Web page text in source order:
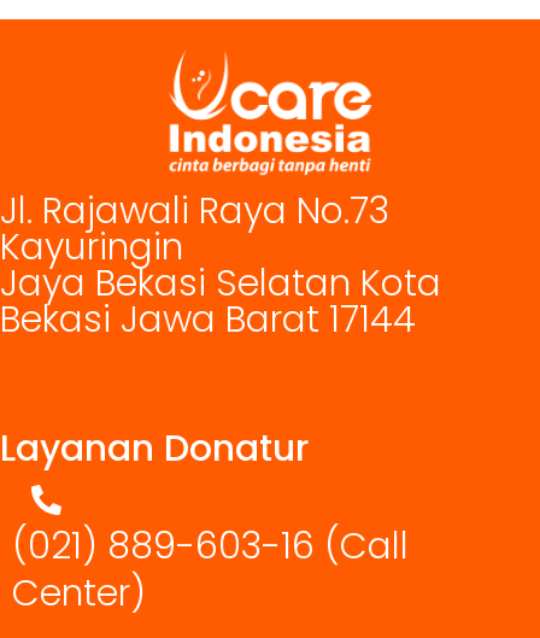
Jl. Rajawali Raya No.73
Kayuringin
Jaya Bekasi Selatan Kota
Bekasi Jawa Barat 17144
Layanan Donatur
(021) 889-603-16 (Call
Center)